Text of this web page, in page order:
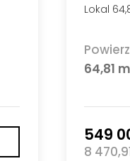
Lokal
64,81 m
549
8